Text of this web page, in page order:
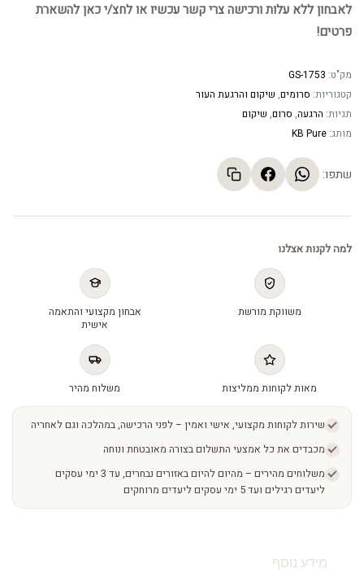
לאבחון ללא עלות ורכישה צרי קשר עכשיו או לחצ/י כאן להשארת
פרטים!
מק"ט: GS-1753
קטגוריות: סרומים, שיקום והרגעת העור
תגיות: הרגעה, סרום, שיקום
מותג: KB Pure
שתפו:
למה לקנות אצלנו
משווקת מורשת
אבחון מקצועי והתאמה
אישית
מאות לקוחות ממליצות משלוח מהיר
שירות לקוחות מקצועי, אישי ואמין – לפני הרכישה, במהלכה וגם לאחריה
מכבדים את כל אמצעי התשלום בצורה מאובטחת ונוחה
משלוחים מהירים – מהיום להיום באזורים נבחרים, עד 3 ימי עסקים
ליעדים רגילים ועד 5 ימי עסקים ליעדים מרוחקים
מידע נוסף